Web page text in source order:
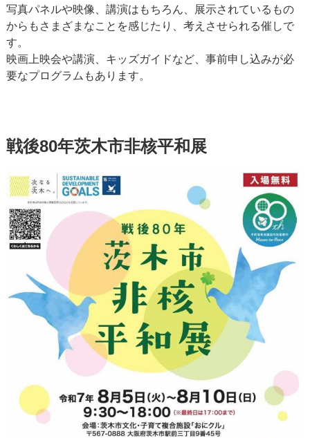
写真パネルや映像、講演はもちろん、展示されているもの
からもさまざまなことを感じたり、考えさせられる催しで
す。
映画上映会や講演、キッズガイドなど、事前申し込みが必
要なプログラムもあります。
戦後80年茨木市非核平和展